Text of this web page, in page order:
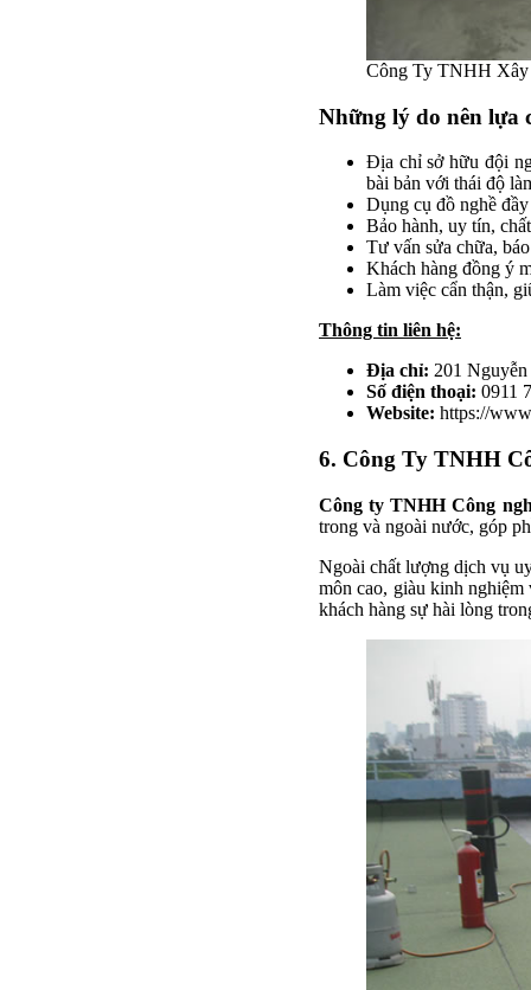
Công Ty TNHH
Những lý do nên lựa
Địa chỉ sở hữu đội
bài bản với thái độ
Dụng cụ đồ nghề
Bảo hành, uy tín,
Tư vấn sửa chữa,
Khách hàng đồng ý
Làm việc cẩn thận,
Thông tin liên hệ:
Địa chỉ: 201
Số điện thoại: 0911
Website: https://
6. Công Ty TNHH
Công ty TNHH Công
trong và ngoài nước, góp
Ngoài chất lượng dịch vụ
môn cao, giàu kinh
khách hàng sự hài lòng